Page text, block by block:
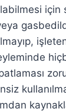
için
veya